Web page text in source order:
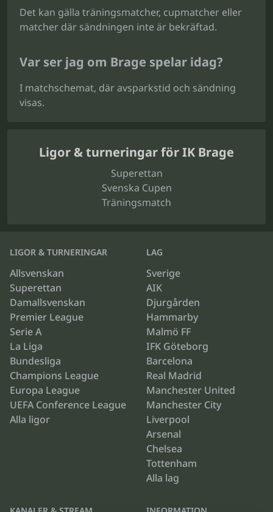
Det kan gälla träningsmatcher, cupmatcher eller
matcher där sändningen inte är bekräftad.
Var ser jag om Brage spelar idag?
I matchschemat, där avsparkstid och sändning
visas.
Ligor & turneringar för IK Brage
Superettan
Svenska Cupen
Träningsmatch
LIGOR & TURNERINGAR
Allsvenskan
Superettan
Damallsvenskan
Premier League
Serie A
La Liga
Bundesliga
Champions League
Europa League
UEFA Conference League
Alla ligor
LAG
Sverige
AIK
Djurgården
Hammarby
Malmö FF
IFK Göteborg
Barcelona
Real Madrid
Manchester United
Manchester City
Liverpool
Arsenal
Chelsea
Tottenham
Alla lag